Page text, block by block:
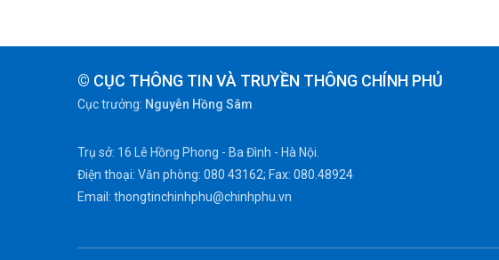
© CỤC THÔNG TIN VÀ TRUYỀN THÔNG CHÍNH PHỦ
Cục trưởng: Nguyễn Hồng Sâm
Trụ sở: 16 Lê Hồng Phong - Ba Đình - Hà Nội.
Điện thoại: Văn phòng: 080 43162; Fax: 080.48924
Email: thongtinchinhphu@chinhphu.vn